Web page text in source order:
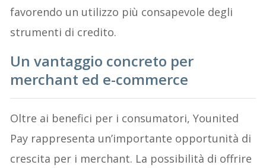
favorendo un utilizzo più consapevole degli
strumenti di credito.
Un vantaggio concreto per
merchant ed e-commerce
Oltre ai benefici per i consumatori, Younited
Pay rappresenta un’importante opportunità di
crescita per i merchant. La possibilità di offrire